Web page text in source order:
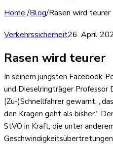
Home/Blog/Rasen wird teurer
Verkehrssicherheit26. April
Rasen wird teurer
In seinem jüngsten Facebook-
und Dieselringträger Professor
(Zu-)Schnellfahrer gewarnt,
den Kragen geht als bisher.“
StVO in Kraft, die unter